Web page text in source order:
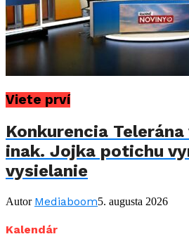
Viete prví
Konkurencia
inak. Jojka potichu
vysielanie
Autor Mediaboom5. augusta 2026
Kalendár